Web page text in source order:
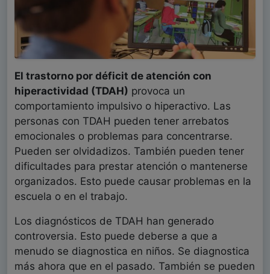
El trastorno por déficit de atención con
hiperactividad (TDAH) provoca un
comportamiento impulsivo o hiperactivo. Las
personas con TDAH pueden tener arrebatos
emocionales o problemas para concentrarse.
Pueden ser olvidadizos. También pueden tener
dificultades para prestar atención o mantenerse
organizados. Esto puede causar problemas en la
escuela o en el trabajo.
Los diagnósticos de TDAH han generado
controversia. Esto puede deberse a que a
menudo se diagnostica en niños. Se diagnostica
más ahora que en el pasado. También se pueden